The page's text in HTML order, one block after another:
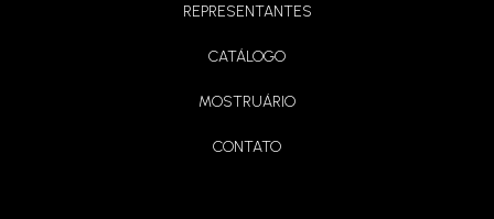
REPRESENTANTES
CATÁLOGO
MOSTRUÁRIO
CONTATO